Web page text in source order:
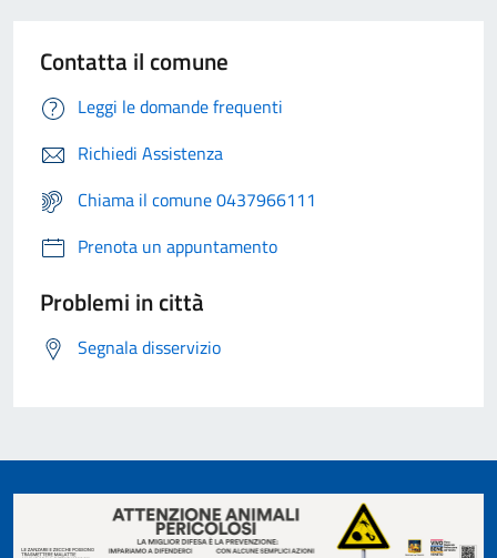
Contatta il comune
Leggi le domande frequenti
Richiedi Assistenza
Chiama il comune 0437966111
Prenota un appuntamento
Problemi in città
Segnala disservizio